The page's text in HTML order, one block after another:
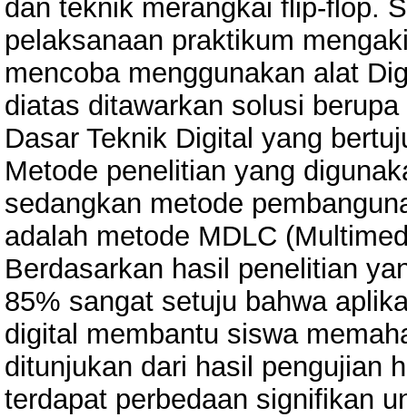
dan teknik merangkai flip-flop.
pelaksanaan praktikum
mencoba menggunakan alat
diatas ditawarkan solusi
Dasar Teknik Digital yang
Metode penelitian yang
sedangkan metode
adalah metode MDLC
Berdasarkan hasil penelitian
85% sangat setuju bahwa
digital membantu siswa
ditunjukan dari hasil pengujian
terdapat perbedaan signifikan